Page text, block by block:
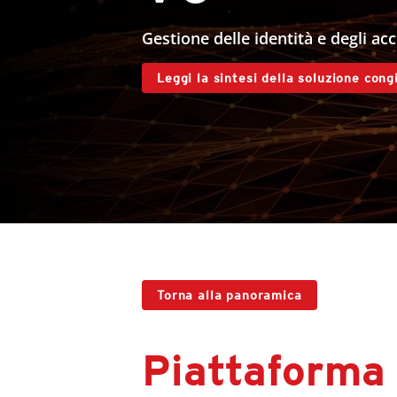
Gestione delle identità e degli
Leggi la sintesi della soluzione
Torna alla panoramica
Piattaforma